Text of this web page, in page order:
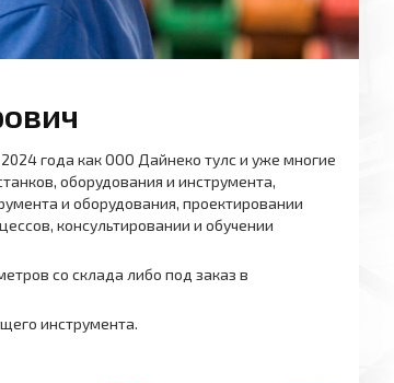
года как ООО Дайнеко тулс и уже многие
оборудования и инструмента,
и оборудования, проектировании
консультировании и обучении
со склада либо под заказ в
инструмента.